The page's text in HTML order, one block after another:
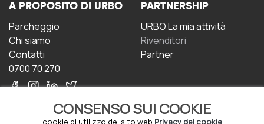
CONSENSO SUI COOKIE
cookie di utilizzo del sito web Privacy dei cookie
A PROPOSITO DI URBO
Parcheggio
Chi siamo
Contatti
0700 70 270
PARTNERSHIP
URBO La mia attività
Rivenditori
Partner